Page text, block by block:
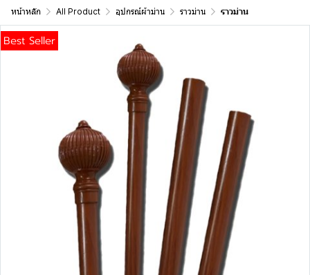
หน้าหลัก All Product อุปกรณ์ผ้าม่าน ราวม่าน ราวม่าน
Best Seller